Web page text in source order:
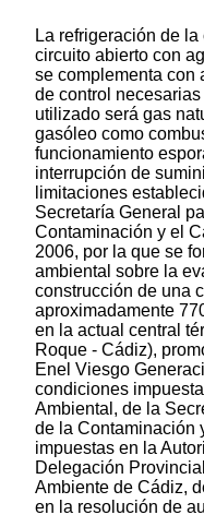
La refrigeración de
circuito abierto con
se complementa con
de control
utilizado será gas
gasóleo como
funcionamiento
interrupción de
limitaciones
Secretaría General
Contaminación y el
2006, por la que se
ambiental sobre la
construcción de una
aproximadamente
en la actual central
Roque - Cádiz),
Enel Viesgo
condiciones
Ambiental, de la
de la Contaminación
impuestas en la
Delegación
Ambiente de Cádiz,
en la resolución de